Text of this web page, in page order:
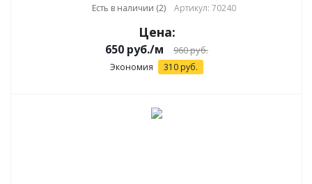
Есть в наличии (2) Артикул: 70240
Цена:
650 руб./м 960руб.
Экономия 310 руб.